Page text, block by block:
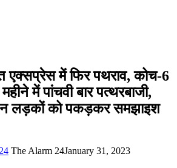
एक्सप्रेस में फिर पथराव, कोच-6
में पांचवी बार पत्थरबाजी,
लड़कों को पकड़कर समझाइश
The Alarm 24January 31, 2023